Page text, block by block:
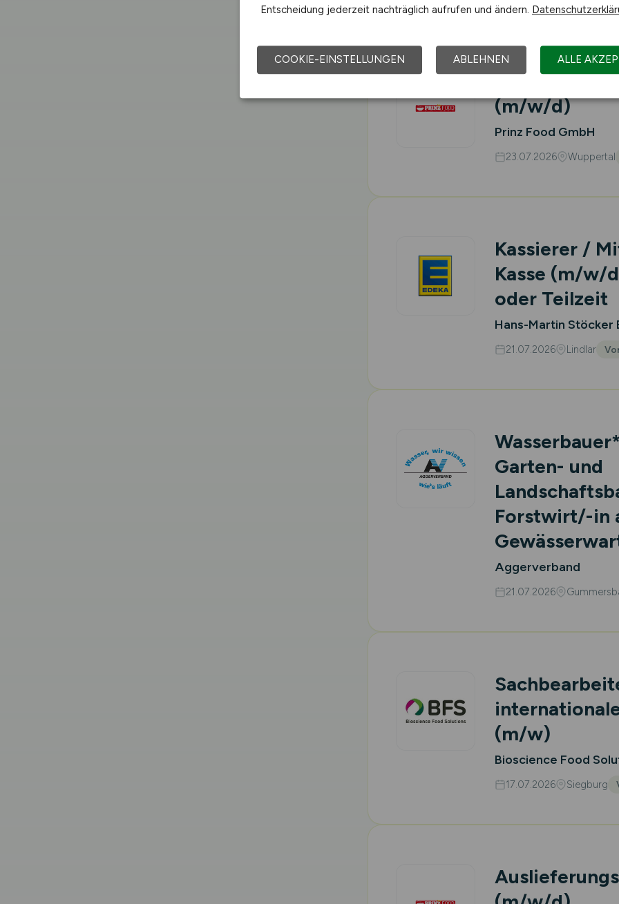
(m/w/d)
Prinz Food GmbH
23.07.2026 Wuppertal
Kassierer /
Kasse (m/w/
oder Teilzeit
Hans-Martin Stöcker
21.07.2026 Lindlar
Garten- und
Forstwirt/-in
Aggerverband
21.07.2026
(m/w)
Bioscience Food
17.07.2026 Siegburg
Entscheidung jederzeit nachträglich aufrufen und ändern.
COOKIE-EINSTELLUNGEN ABLEHNEN ALLE